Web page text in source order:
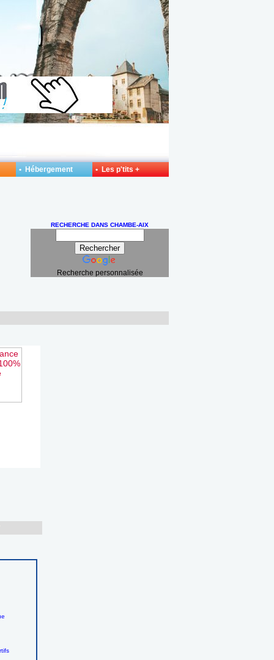
RECHERCHE DANS CHAMBE-AIX
Recherche personnalisée
• Hébergement • Les p'tits +